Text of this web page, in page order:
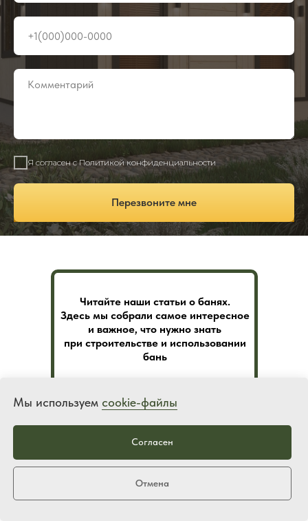
Получить каталог на WhatsApp
Я согласен с Политикой конфиденциальности
Перезвоните мне
Читайте наши статьи о банях.
Здесь мы собрали самое интересное
и важное, что нужно знать
при строительстве и использовании
бань
Перейти к статьям
Мы используем cookie-файлы
Согласен
Отмена